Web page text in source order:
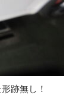
跡無し！